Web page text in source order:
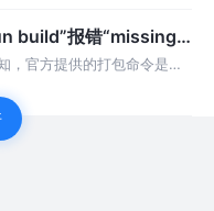
build”报错“missing
，官方提供的打包命令是：
发生了报错，报错内容：